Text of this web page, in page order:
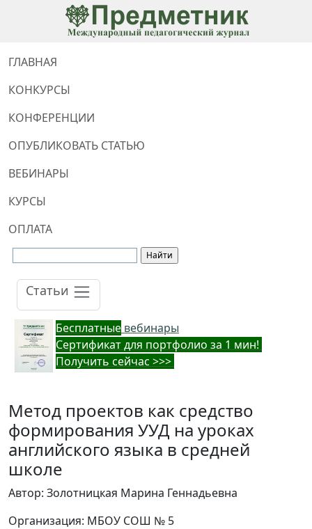
ГЛАВНАЯ
КОНКУРСЫ
КОНФЕРЕНЦИИ
ОПУБЛИКОВАТЬ СТАТЬЮ
ВЕБИНАРЫ
КУРСЫ
ОПЛАТА
Статьи
Бесплатные вебинары
Cертификат для портфолио за 1 мин!
Получить сейчас >>>
Метод проектов как средство
формирования УУД на уроках
английского языка в средней
школе
Автор: Золотницкая Марина Геннадьевна
Организация: МБОУ СОШ № 5